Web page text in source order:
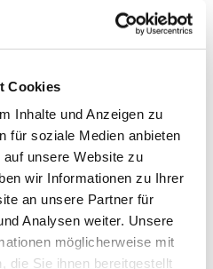
Cookies
Inhalte und Anzeigen zu
für soziale Medien anbieten
unsere Website zu
wir Informationen zu Ihrer
an unsere Partner für
Analysen weiter. Unsere
möglicherweise mit
die Sie ihnen bereitgestellt